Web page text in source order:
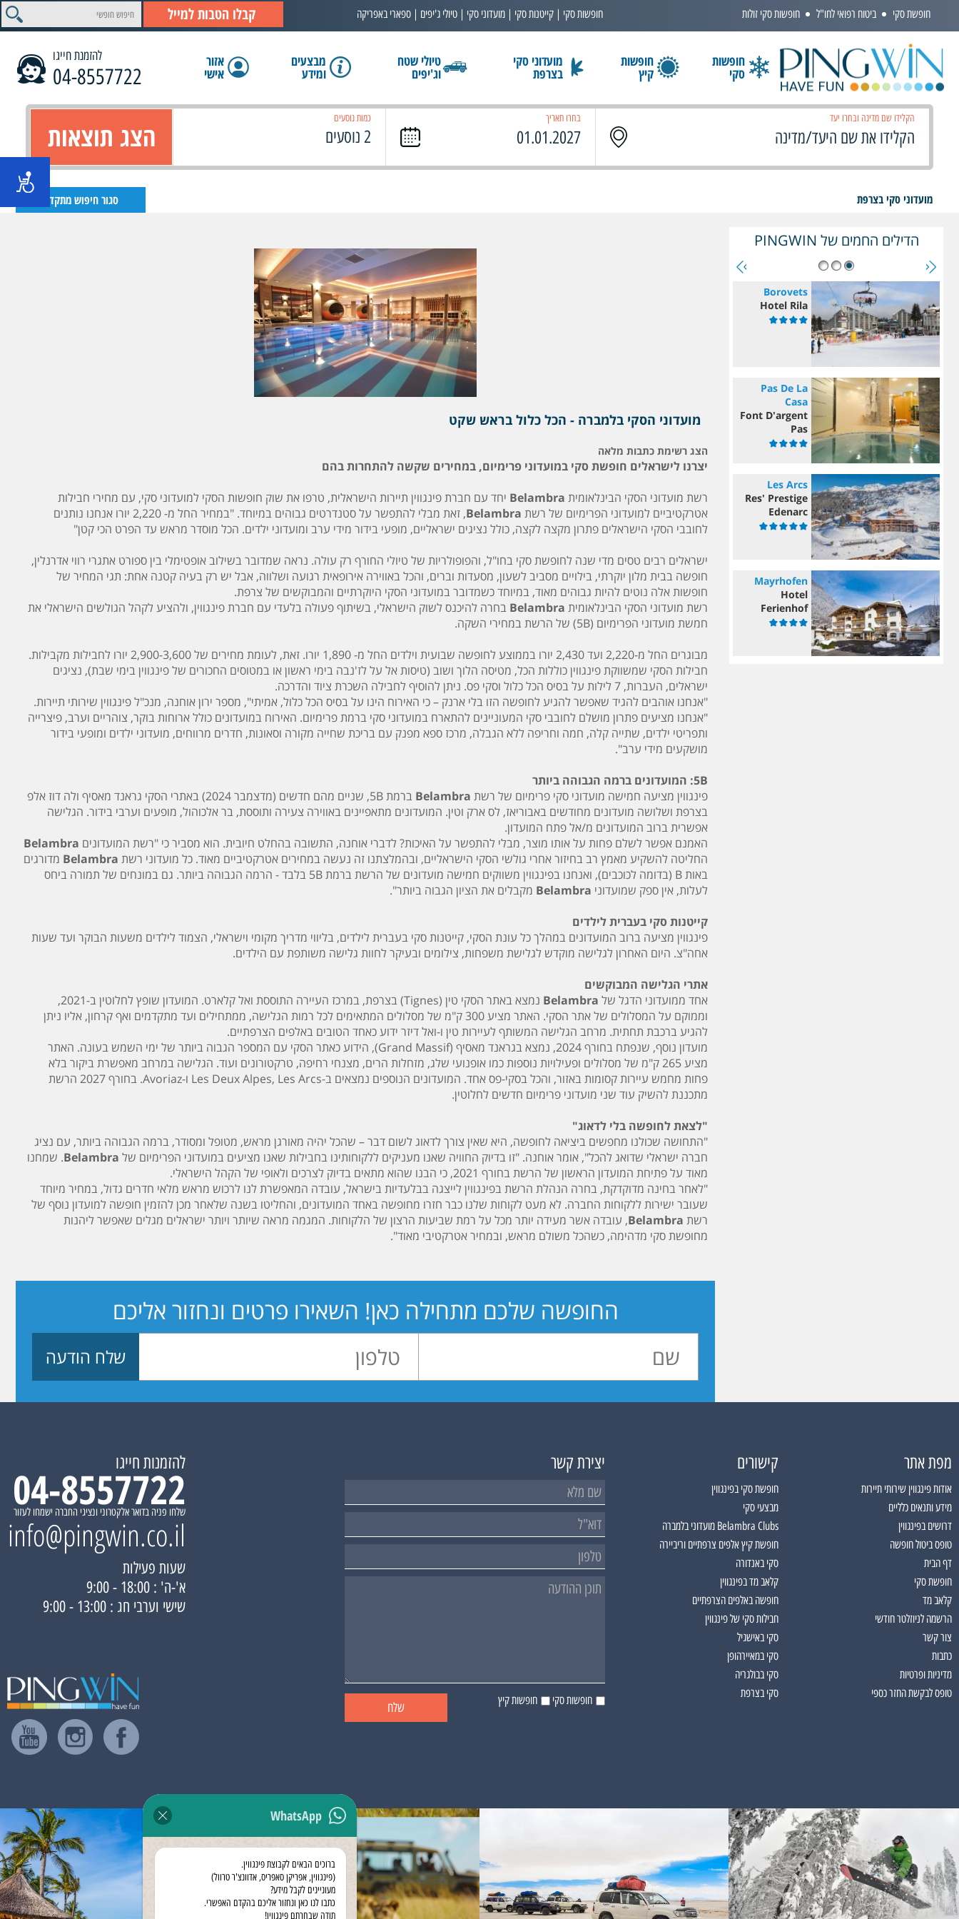
WhatsApp
ברוכים הבאים לקבוצת פינגווין.
(פינגווין, אפריקן סאפריס, אדוונצ'ר טרוול)
מעוניינים לקבל מידע?
כתבו לנו כאן ונחזור אליכם בהקדם האפשרי.
תודה שבחרתם פינגווין!
חופשות סקי | קייטנות סקי | מועדוני סקי | טיולי ג'יפים | ספארי באפריקה קבלו הטבות למייל חופשת סקי ביטוח רפואי לחו"ל חופשות סקי זולות
חופשות
סקי
חופשות
קיץ
מועדוני סקי
בצרפת
טיולי שטח
וג'יפים
מבצעים
ומידע
אזור
אישי
להזמנת חייגו
04-8557722
הקלידו שם מדינה ובחרו יעד בחרו תאריך כמות נוסעים
2 נוסעים הצג תוצאות
מועדוני סקי בצרפת
מועדוני הסקי בלמברה - הכל כלול בראש שקט
הצג רשימת כתבות מלאה
יצרנו לישראלים חופשת סקי במועדוני פרימיום, במחירים שקשה להתחרות בהם
רשת מועדוני הסקי הבינלאומית Belambra יחד עם חברת פינגווין תיירות הישראלית, טרפו את שוק חופשות הסקי למועדוני סקי, עם מחירי חבילות
אטרקטיביים למועדוני הפרימיום של רשת Belambra
, זאת מבלי להתפשר על סטנדרטים גבוהים במיוחד. "במחיר החל מ- 2,220 יורו אנחנו נותנים
לחובבי הסקי הישראלים פתרון מקצה לקצה, כולל נציגים ישראליים, מופעי בידור מידי ערב ומועדוני ילדים. הכל מוסדר מראש עד הפרט הכי קטן"
ישראלים רבים טסים מדי שנה לחופשת סקי בחו"ל, והפופולריות של טיולי החורף רק עולה. נראה שמדובר בשילוב אופטימלי בין ספורט אתגרי רווי אדרנלין,
חופשה בבית מלון יוקרתי, בילויים מסביב לשעון, מסעדות וברים, והכל באווירה אירופאית רגועה ושלווה, אבל יש רק בעיה קטנה אחת: תגי המחיר של
חופשות אלה נוטים להיות גבוהים מאוד, במיוחד כשמדובר במועדוני הסקי היוקרתיים והמבוקשים של צרפת.
רשת מועדוני הסקי הבינלאומית Belambra בחרה להיכנס לשוק הישראלי, בשיתוף פעולה בלעדי עם חברת פינגווין, ולהציע לקהל הגולשים הישראלי את
חמשת מועדוני הפרימיום (5B) של הרשת במחירי השקה.
מבוגרים החל מ-2,220 ועד 2,430 יורו בממוצע לחופשה שבועית וילדים החל מ- 1,890 יורו. זאת, לעומת מחירים של 2,900-3,600 יורו לחבילות מקבילות.
חבילות הסקי שמשווקת פינגווין כוללות הכל, מטיסה הלוך ושוב (טיסות אל על לז'נבה בימי ראשון או במטוסים החכורים של פינגווין בימי שבת), נציגים
ישראלים, העברות, 7 לילות על בסיס הכל כלול וסקי פס. ניתן להוסיף לחבילה השכרת ציוד והדרכה.
"אנחנו אוהבים להגיד שאפשר להגיע לחופשה הזו בלי ארנק – כי האירוח הינו על בסיס הכל כלול, אמיתי", מספר ירון אוחנה, מנכ"ל פינגווין שירותי תיירות.
"אנחנו מציעים פתרון מושלם לחובבי סקי המעוניינים להתארח במועדוני סקי ברמת פרימיום. האירוח במועדונים כולל ארוחות בוקר, צוהריים וערב, פיצרייה
ותפריטי ילדים, שתייה קלה, חמה וחריפה ללא הגבלה, מרכז ספא מפנק עם בריכת שחייה מקורה וסאונות, חדרים מרווחים, מועדוני ילדים ומופעי בידור
מושקעים מידי ערב".
5B: המועדונים ברמה הגבוהה ביותר
פינגווין מציעה חמישה מועדוני סקי פרימיום של רשת Belambra
ברמת 5B, שניים מהם חדשים (מדצמבר 2024) באתרי הסקי גראנד מאסיף ולה דוז אלפ
בצרפת ושלושה מועדונים מחודשים באבוריאז, לס ארק וטין. המועדונים מתאפיינים באווירה צעירה ותוססת, בר אלכוהול, מופעים וערבי בידור. הגלישה
אפשרית ברוב המועדונים מ/אל פתח המועדון.
האמנם אפשר לשלם פחות על אותו מוצר, מבלי להתפשר על האיכות? לדברי אוחנה, התשובה בהחלט חיובית. הוא מסביר כי "רשת המועדונים Belambra
החליטה להשקיע מאמץ רב בחיזור אחרי גולשי הסקי הישראליים, ובהמלצתנו זה נעשה במחירים אטרקטיביים מאוד. כל מועדוני רשת Belambra מדורגים
באות B (בדומה לכוכבים), ואנחנו בפינגווין משווקים חמישה מועדונים של הרשת ברמת 5B בלבד - הרמה הגבוהה ביותר. גם במונחים של תמורה ביחס
לעלות, אין ספק שמועדוני Belambra מקבלים את הציון הגבוה ביותר".
קייטנות סקי בעברית לילדים
פינגווין מציעה ברוב המועדונים במהלך כל עונת הסקי, קייטנות סקי בעברית לילדים, בליווי מדריך מקומי וישראלי, הצמוד לילדים משעות הבוקר ועד שעות
אחה"צ. היום האחרון לגלישה מוקדש לגלישת משפחות, צילומים ובעיקר לחוות גלישה משותפת עם הילדים.
אתרי הגלישה המבוקשים
אחד ממועדוני הדגל של Belambra
נמצא באתר הסקי טין (Tignes) בצרפת, במרכז העיירה התוססת ואל קלארט. המועדון שופץ לחלוטין ב-2021,
וממוקם על המסלולים של אתר הסקי. האתר מציע 300 ק"מ של מסלולים המתאימים לכל רמות הגלישה, ממתחילים ועד מתקדמים ואף קרחון, אליו ניתן
להגיע ברכבת תחתית. מרחב הגלישה המשותף לעיירות טין ו-ואל דיזר ידוע כאחד הטובים באלפים הצרפתיים.
מועדון נוסף, שנפתח בחורף 2024, נמצא בגראנד מאסיף (Grand Massif), הידוע כאתר הסקי עם המספר הגבוה ביותר של ימי השמש בעונה. האתר
מציע 265 ק"מ של מסלולים ופעילויות נוספות כמו אופנועי שלג, מזחלות הרים, מצנחי רחיפה, טרקטורונים ועוד. הגלישה במרחב מאפשרת ביקור בלא
פחות מחמש עיירות קסומות באזור, והכל בסקי-פס אחד. המועדונים הנוספים נמצאים ב-Les Deux Alpes, Les Arcs ו-Avoriaz. בחורף 2027 הרשת
מתכננת להשיק עוד שני מועדוני פרימיום חדשים לחלוטין.
"לצאת לחופשה בלי לדאוג"
"התחושה שכולנו מחפשים ביציאה לחופשה, היא שאין צורך לדאוג לשום דבר – שהכל יהיה מאורגן מראש, מטופל ומסודר, ברמה הגבוהה ביותר, עם נציג
חברה ישראלי שדואג להכל", אומר אוחנה. "זו בדיוק החוויה שאנו מעניקים ללקוחותינו בחבילות שאנו מציעים במועדוני הפרימיום של Belambra. שמחנו
מאוד על פתיחת המועדון הראשון של הרשת בחורף 2021, כי הבנו שהוא מתאים בדיוק לצרכים ולאופי של הקהל הישראלי.
"לאחר בחינה מדוקדקת, בחרה הנהלת הרשת בפינגווין לייצגה בבלעדיות בישראל, עובדה המאפשרת לנו לרכוש מראש מלאי חדרים גדול, במחיר מיוחד
שעובר ישירות ללקוחות החברה. לא מעט לקוחות שלנו כבר חזרו מחופשה באחד המועדונים, והחליטו בשנה שלאחר מכן להזמין חופשה למועדון נוסף של
רשת Belambra, עובדה אשר מעידה יותר מכל על רמת שביעות הרצון של הלקוחות. המגמה מראה שיותר ויותר ישראלים מגלים שאפשר ליהנות
מחופשת סקי מדהימה, כשהכל משולם מראש, ובמחיר אטרקטיבי מאוד".
החופשה שלכם מתחילה כאן! השאירו פרטים ונחזור אליכם
הדילים החמים של PINGWIN
Borovets
Hotel Rila
Pas De La
Casa
Font D'argent
Pas
Les Arcs
Res' Prestige
Edenarc
Mayrhofen
Hotel
Ferienhof
מפת אתר
אודות פינגווין שירותי תיירות
מידע ותנאים כלליים
דרושים בפינגווין
טופס ביטול חופשה
דף הבית
חופשת סקי
קלאב מד
הרשמה לניוזלטר חודשי
צור קשר
כתבות
מדיניות ופרטיות
טופס לבקשת החזר כספי
קישורים
חופשת סקי בפינגווין
מבצעי סקי
Belambra Clubs מועדוני בלמברה
חופשת קיץ אלפים צרפתיים וריביירה
סקי באנדורה
קלאב מד בפינגווין
חופשה באלפים הצרפתיים
חבילות סקי של פינגווין
סקי באישגיל
סקי במאיירהופן
סקי בבולגריה
סקי בצרפת
יצירת קשר
חופשות סקי חופשות קיץ
להזמנות חייגו
04-8557722
שלחו פניה בדואר אלקטרוני ונציגי החברה ישמחו לעזור
info@pingwin.co.il
שעות פעילות
א'-ה' : 18:00 - 9:00
שישי וערבי חג : 13:00 - 9:00